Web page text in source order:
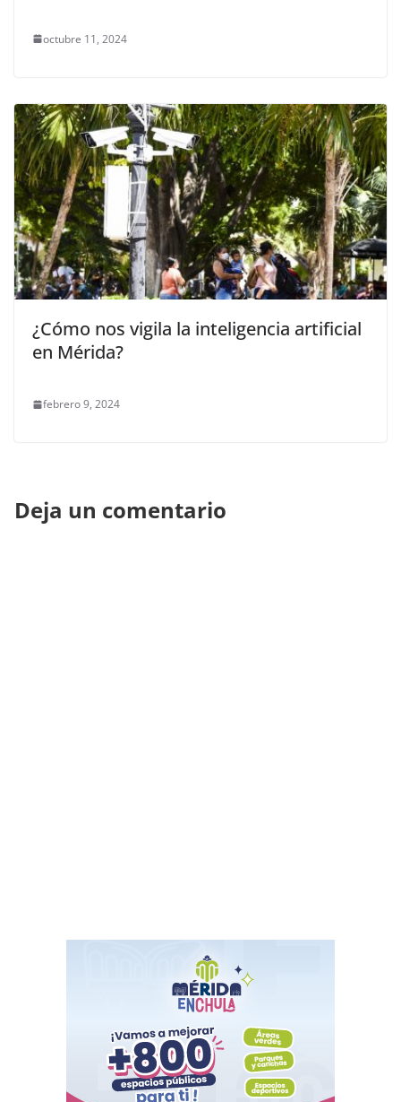
octubre 11, 2024
¿Cómo nos vigila la inteligencia artificial
en Mérida?
febrero 9, 2024
Deja un comentario